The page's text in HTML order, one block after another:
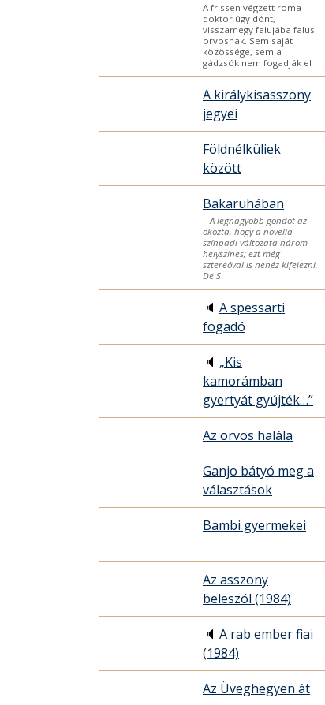
A frissen végzett roma
doktor úgy dönt,
visszamegy falujába falusi
orvosnak. Sem saját
közössége, sem a
gádzsók nem fogadják el
A királykisasszony
jegyei
Földnélküliek
között
Bakaruhában
– A legnagyobb gondot az
okozta, hogy a novella
színpadi változata három
helyszínes; ezt még
sztereóval is nehéz kifejezni.
De S
🔈 A spessarti
fogadó
🔈 „Kis
kamorámban
gyertyát gyújték…”
Az orvos halála
Ganjo bátyó meg a
választások
Bambi gyermekei
Az asszony
beleszól (1984)
🔈 A rab ember fiai
(1984)
Az Üveghegyen át